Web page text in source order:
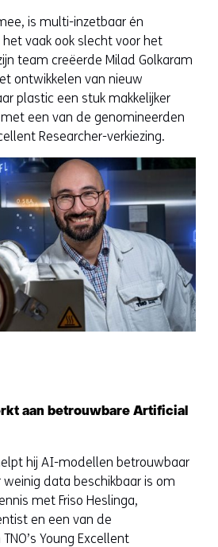
is multi-inzetbaar én
vaak ook slecht voor het
team creëerde Milad Golkaram
ontwikkelen van nieuw
plastic een stuk makkelijker
een van de genomineerden
Researcher-verkiezing.
aan betrouwbare Artificial
hij AI-modellen betrouwbaar
data beschikbaar is om
met Friso Heslinga,
en een van de
Young Excellent